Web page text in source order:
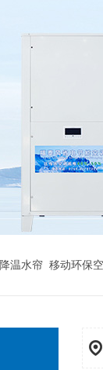
降温水帘 移动环保